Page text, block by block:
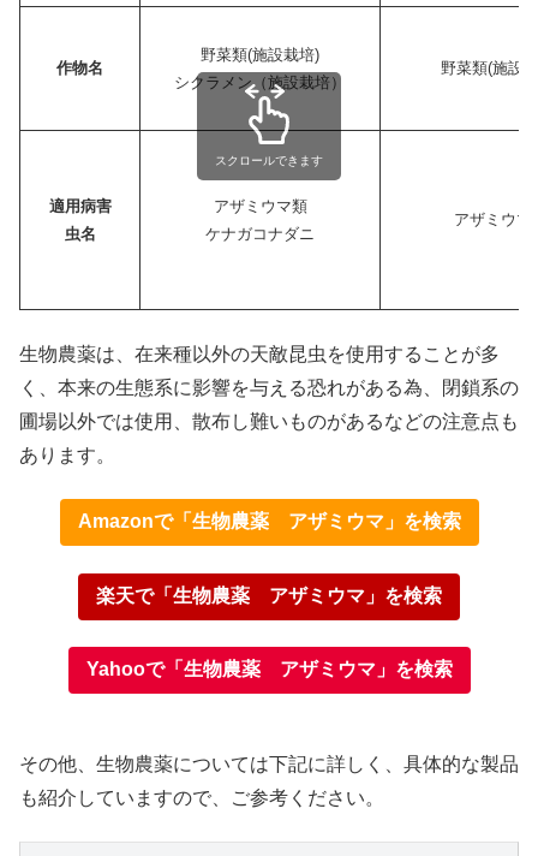
作物名
野菜類(施設栽培)
シクラメン（施設栽培）
野菜類(施設
適用病害
虫名
アザミウマ類
ケナガコナダニ
アザミウマ
スクロールできます
生物農薬は、在来種以外の天敵昆虫を使用することが多
く、本来の生態系に影響を与える恐れがある為、閉鎖系の
圃場以外では使用、散布し難いものがあるなどの注意点も
あります。
Amazonで「生物農薬 アザミウマ」を検索
楽天で「生物農薬 アザミウマ」を検索
Yahooで「生物農薬 アザミウマ」を検索
その他、生物農薬については下記に詳しく、具体的な製品
も紹介していますので、ご参考ください。